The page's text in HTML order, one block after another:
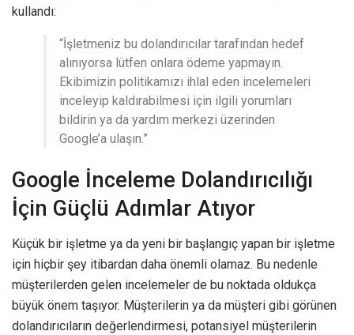
kullandı:
“İşletmeniz bu dolandırıcılar tarafından hedef
alınıyorsa lütfen onlara ödeme yapmayın.
Ekibimizin politikamızı ihlal eden incelemeleri
inceleyip kaldırabilmesi için ilgili yorumları
bildirin ya da yardım merkezi üzerinden
Google’a ulaşın.”
Google İnceleme Dolandırıcılığı
İçin Güçlü Adımlar Atıyor
Küçük bir işletme ya da yeni bir başlangıç yapan bir işletme
için hiçbir şey itibardan daha önemli olamaz. Bu nedenle
müşterilerden gelen incelemeler de bu noktada oldukça
büyük önem taşıyor. Müşterilerin ya da müşteri gibi görünen
dolandırıcıların değerlendirmesi, potansiyel müşterilerin